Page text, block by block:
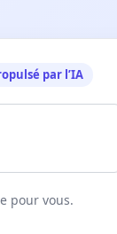
par l’IA
pour vous.